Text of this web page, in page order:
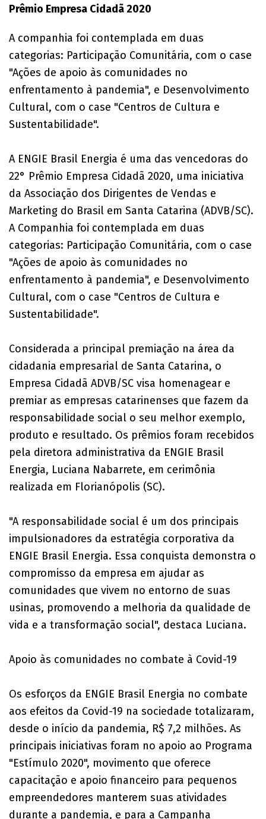
Prêmio Empresa Cidadã 2020
A companhia foi contemplada em duas
categorias: Participação Comunitária, com o case
"Ações de apoio às comunidades no
enfrentamento à pandemia", e Desenvolvimento
Cultural, com o case "Centros de Cultura e
Sustentabilidade".
A ENGIE Brasil Energia é uma das vencedoras do
22° Prêmio Empresa Cidadã 2020, uma iniciativa
da Associação dos Dirigentes de Vendas e
Marketing do Brasil em Santa Catarina (ADVB/SC).
A Companhia foi contemplada em duas
categorias: Participação Comunitária, com o case
"Ações de apoio às comunidades no
enfrentamento à pandemia", e Desenvolvimento
Cultural, com o case "Centros de Cultura e
Sustentabilidade".
Considerada a principal premiação na área da
cidadania empresarial de Santa Catarina, o
Empresa Cidadã ADVB/SC visa homenagear e
premiar as empresas catarinenses que fazem da
responsabilidade social o seu melhor exemplo,
produto e resultado. Os prêmios foram recebidos
pela diretora administrativa da ENGIE Brasil
Energia, Luciana Nabarrete, em cerimônia
realizada em Florianópolis (SC).
"A responsabilidade social é um dos principais
impulsionadores da estratégia corporativa da
ENGIE Brasil Energia. Essa conquista demonstra o
compromisso da empresa em ajudar as
comunidades que vivem no entorno de suas
usinas, promovendo a melhoria da qualidade de
vida e a transformação social", destaca Luciana.
Apoio às comunidades no combate à Covid-19
Os esforços da ENGIE Brasil Energia no combate
aos efeitos da Covid-19 na sociedade totalizaram,
desde o início da pandemia, R$ 7,2 milhões. As
principais iniciativas foram no apoio ao Programa
"Estímulo 2020", movimento que oferece
capacitação e apoio financeiro para pequenos
empreendedores manterem suas atividades
durante a pandemia, e para a Campanha